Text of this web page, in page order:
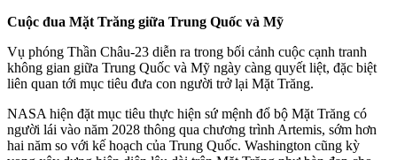
Cuộc đua Mặt Trăng giữa Trung Quốc và Mỹ
Vụ phóng Thần Châu-23 diễn ra trong bối cảnh cuộc cạnh tranh
không gian giữa Trung Quốc và Mỹ ngày càng quyết liệt, đặc biệt
liên quan tới mục tiêu đưa con người trở lại Mặt Trăng.
NASA hiện đặt mục tiêu thực hiện sứ mệnh đổ bộ Mặt Trăng có
người lái vào năm 2028 thông qua chương trình Artemis, sớm hơn
hai năm so với kế hoạch của Trung Quốc. Washington cũng kỳ